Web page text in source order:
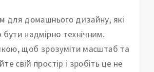
для домашнього дизайну, які
надмірно технічним.
щоб зрозуміти масштаб та
свій простір і зробіть це не